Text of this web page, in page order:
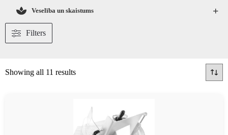
+
Veselība un skaistums
Filters
Showing all 11 results